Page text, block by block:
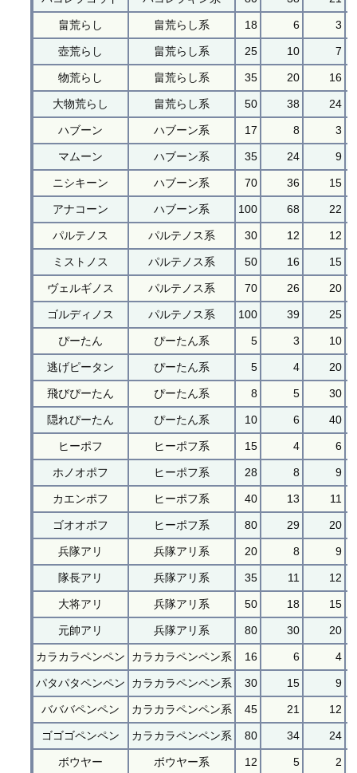
畠荒らし 畠荒らし系 18 6 3
壺荒らし 畠荒らし系 25 10 7
物荒らし 畠荒らし系 35 20 16
大物荒らし 畠荒らし系 50 38 24
ハブーン ハブーン系 17 8 3
マムーン ハブーン系 35 24 9
ニシキーン ハブーン系 70 36 15
アナコーン ハブーン系 100 68 22
パルテノス パルテノス系 30 12 12
ミストノス パルテノス系 50 16 15
ヴェルギノス パルテノス系 70 26 20
ゴルディノス パルテノス系 100 39 25
ぴーたん ぴーたん系 5 3 10
逃げピータン ぴーたん系 5 4 20
飛びぴーたん ぴーたん系 8 5 30
隠れぴーたん ぴーたん系 10 6 40
ヒーポフ ヒーポフ系 15 4 6
ホノオポフ ヒーポフ系 28 8 9
カエンポフ ヒーポフ系 40 13 11
ゴオオポフ ヒーポフ系 80 29 20
兵隊アリ 兵隊アリ系 20 8 9
隊長アリ 兵隊アリ系 35 11 12
大将アリ 兵隊アリ系 50 18 15
元帥アリ 兵隊アリ系 80 30 20
カラカラペンペン カラカラペンペン系 16 6 4
パタパタペンペン カラカラペンペン系 30 15 9
バババペンペン カラカラペンペン系 45 21 12
ゴゴゴペンペン カラカラペンペン系 80 34 24
ボウヤー ボウヤー系 12 5 2